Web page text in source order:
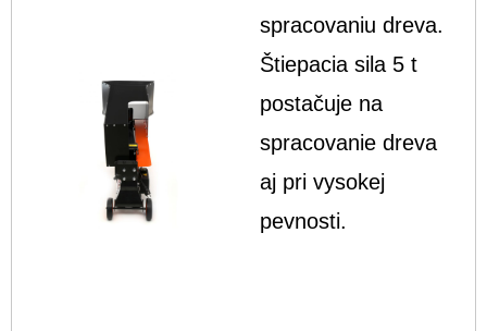
spracovaniu dreva.
Štiepacia sila 5 t
postačuje na
spracovanie dreva
aj pri vysokej
pevnosti.